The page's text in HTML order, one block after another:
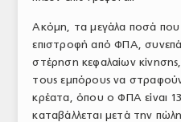
Ακόμη, τα μεγάλα ποσά που
επιστροφή από ΦΠΑ,
στέρηση κεφαλαίων
τους εμπόρους να
κρέατα, όπου ο ΦΠΑ είναι
καταβάλλεται μετά την